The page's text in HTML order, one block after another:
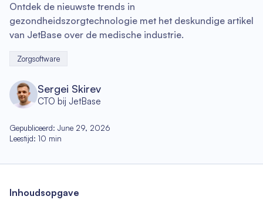
Ontdek de nieuwste trends in
gezondheidszorgtechnologie met het deskundige artikel
van JetBase over de medische industrie.
Zorgsoftware
Sergei Skirev
CTO bij JetBase
Gepubliceerd: June 29, 2026
Leestijd: 10 min
Inhoudsopgave